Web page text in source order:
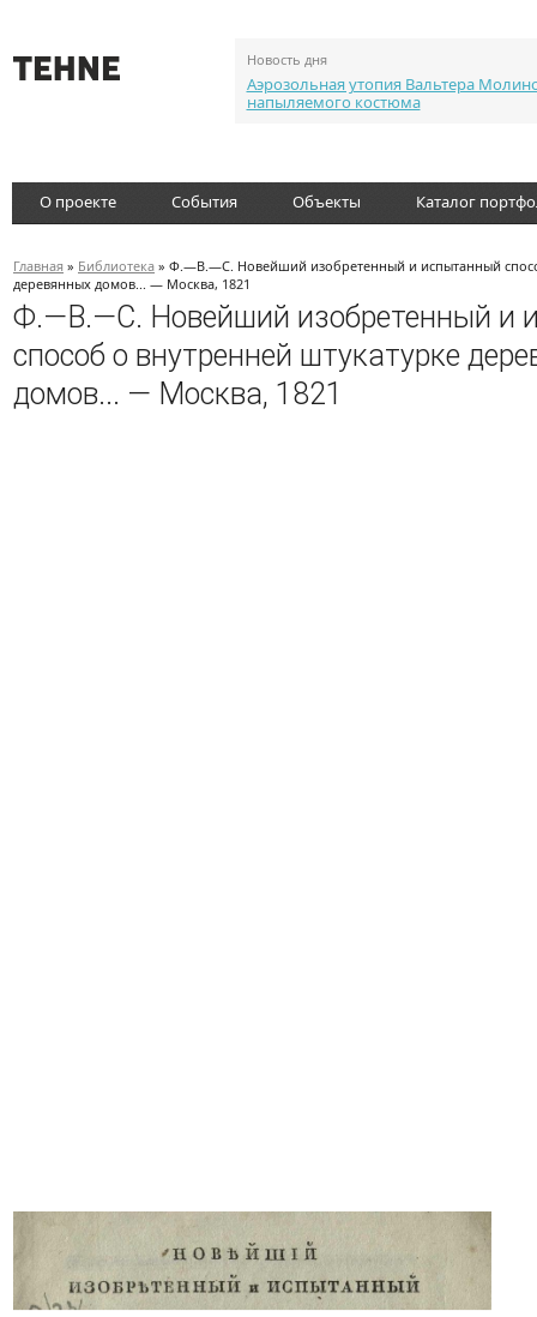
Новость дня
Аэрозольная утопия Вальтера
напыляемого костюма
О проекте События Объекты Каталог
Главная » Библиотека » Ф.—В.—С. Новейший изобретенный и испытанный
деревянных домов... — Москва, 1821
Ф.—В.—С. Новейший изобретенный и
способ о внутренней штукатурке
домов... — Москва, 1821